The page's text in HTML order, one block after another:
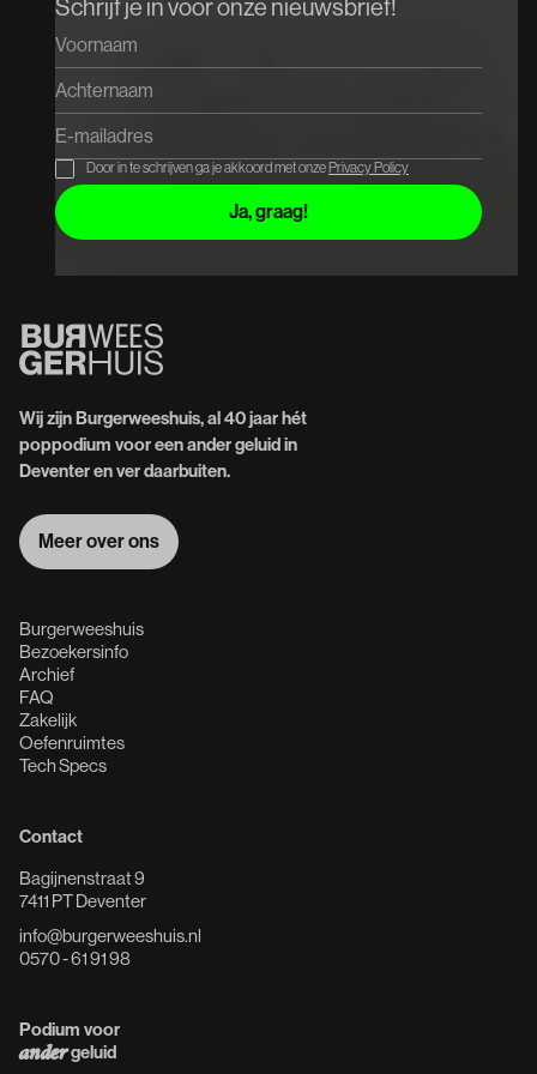
Schrijf je in voor onze nieuwsbrief!
Door in te schrijven ga je akkoord met onze Privacy Policy
Wij zijn Burgerweeshuis, al 40 jaar hét
poppodium voor een ander geluid in
Deventer en ver daarbuiten.
Meer over ons
Burgerweeshuis
Bezoekersinfo
Archief
FAQ
Zakelijk
Oefenruimtes
Tech Specs
Contact
Bagijnenstraat 9
7411 PT Deventer
info@burgerweeshuis.nl
0570 - 61 91 98
Podium voor
andergeluid